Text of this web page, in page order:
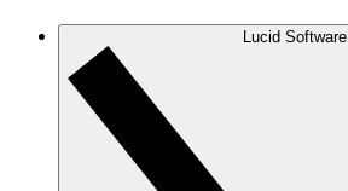
Lucid Software